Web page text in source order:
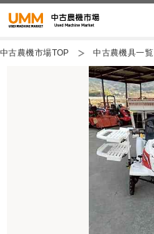
中古農機市場TOP 中古農機具一覧